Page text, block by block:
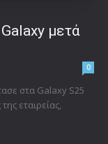
μετά
0
στα Galaxy S25
εταιρείας,